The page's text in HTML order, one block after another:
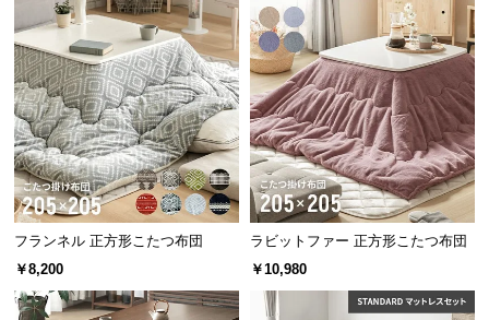
企
業
情
報
ヒーター部分に搭載されたファンモーターが、空間
に対流を起こして暖気を拡散させます。
フランネル 正方形こたつ布団
￥8,200
ラビットファー 正方形こたつ布団
￥10,980